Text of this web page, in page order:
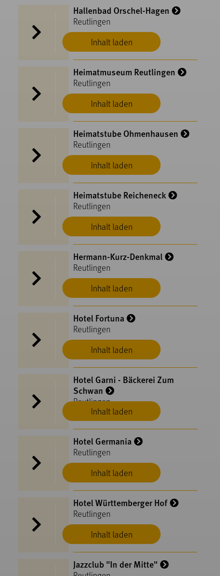
Inhalt laden
Hallenbad Orschel-Hagen
Reutlingen
Inhalt laden
Heimatmuseum Reutlingen
Reutlingen
Inhalt laden
Heimatstube Ohmenhausen
Reutlingen
Inhalt laden
Heimatstube Reicheneck
Reutlingen
Inhalt laden
Hermann-Kurz-Denkmal
Reutlingen
Inhalt laden
Hotel Fortuna
Reutlingen
Inhalt laden
Hotel Garni - Bäckerei Zum
Schwan
Reutlingen
Inhalt laden
Hotel Germania
Reutlingen
Inhalt laden
Hotel Württemberger Hof
Reutlingen
Jazzclub "In der Mitte"